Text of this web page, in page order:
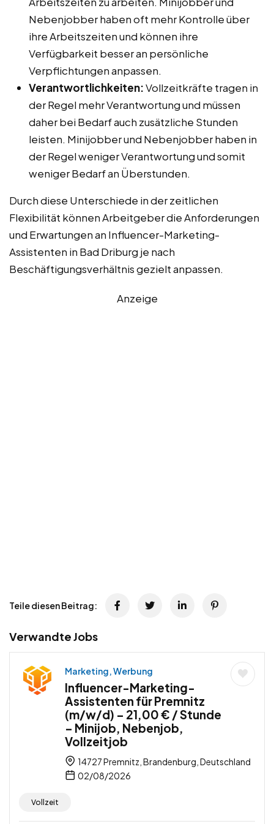
Nebenjobber haben oft mehr Kontrolle über
ihre Arbeitszeiten und können ihre
Verfügbarkeit besser an persönliche
Verpflichtungen anpassen.
Verantwortlichkeiten:Vollzeitkräfte tragen in
der Regel mehr Verantwortung und müssen
daher bei Bedarf auch zusätzliche Stunden
leisten. Minijobber und Nebenjobber haben in
der Regel weniger Verantwortung und somit
weniger Bedarf an Überstunden.
Durch diese Unterschiede in der zeitlichen
Flexibilität können Arbeitgeber die Anforderungen
und Erwartungen an Influencer-Marketing-
Assistenten in Bad Driburg je nach
Beschäftigungsverhältnis gezielt anpassen.
Anzeige
Teile diesen Beitrag:
Verwandte Jobs
Marketing, Werbung
Influencer-Marketing-
Assistenten für Premnitz
(m/w/d) – 21,00 € / Stunde
– Minijob, Nebenjob,
Vollzeitjob
14727 Premnitz, Brandenburg, Deutschland
02/08/2026
Vollzeit